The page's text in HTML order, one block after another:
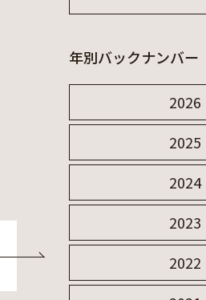
年別バックナンバー
2026
2025
2024
2023
2022